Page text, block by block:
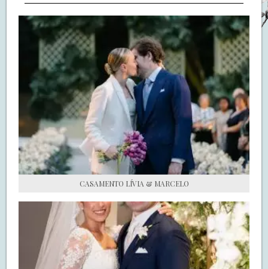
WILL YOU MARRY ME?
LUA DE MEL
COZINHA
DECORAÇÃO
DE NOIVA PRA NOIVA
S.O.S CASADAS
FALE COM O SAY I DO
CASAMENTO LÍVIA & MARCELO